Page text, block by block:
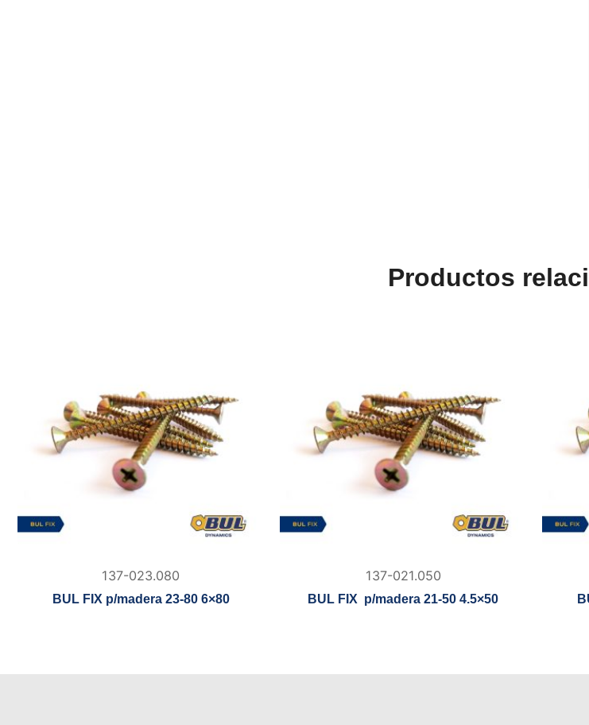
Productos
137-023.080
BUL FIX p/madera 23-80 6×80
137-021.050
BUL FIX p/madera 21-50 4.5×50